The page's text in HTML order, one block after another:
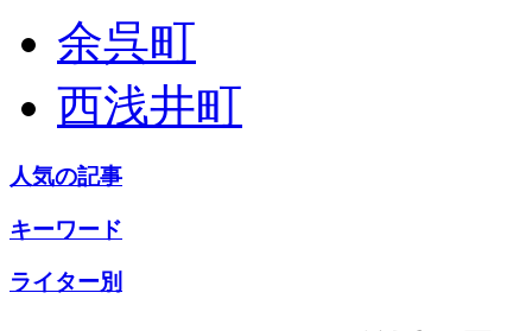
余呉町
西浅井町
人気の記事
キーワード
ライター別